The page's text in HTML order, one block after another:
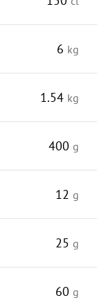
6 kg
1.54 kg
400 g
12 g
25 g
60 g